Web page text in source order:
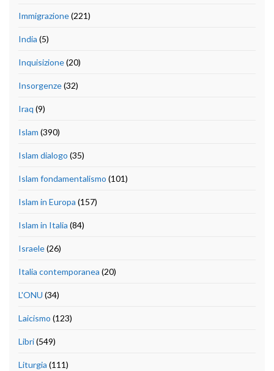
Immigrazione(221)
India (5)
Inquisizione(20)
Insorgenze(32)
Iraq (9)
Islam (390)
Islam dialogo (35)
Islam fondamentalismo (101)
Islam in Europa (157)
Islam in Italia (84)
Israele(26)
Italia contemporanea (20)
L'ONU (34)
Laicismo (123)
Libri(549)
Liturgia (111)